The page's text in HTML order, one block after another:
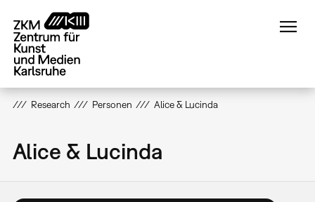
zum
Inhalt
Research Personen Alice & Lucinda
Alice & Lucinda